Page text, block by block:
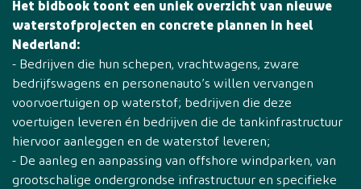
Het bidbook toont een uniek overzicht van nieuwe
waterstofprojecten en concrete plannen in heel
Nederland:
- Bedrijven die hun schepen, vrachtwagens, zware
bedrijfswagens en personenauto’s willen vervangen
voorvoertuigen op waterstof; bedrijven die deze
voertuigen leveren én bedrijven die de tankinfrastructuur
hiervoor aanleggen en de waterstof leveren;
- De aanleg en aanpassing van offshore windparken, van
grootschalige ondergrondse infrastructuur en specifieke